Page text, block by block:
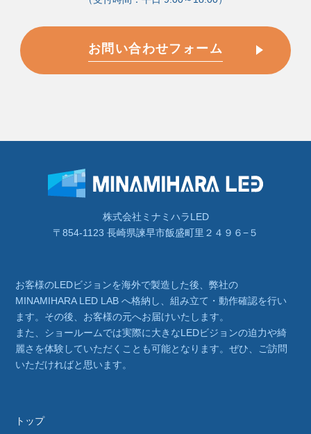
お問い合わせフォーム
株式会社ミナミハラLED
〒854-1123 長崎県諫早市飯盛町里２４９６−５
お客様のLEDビジョンを海外で製造した後、弊社の
MINAMIHARA LED LAB へ格納し、組み立て・動作確認を行い
ます。その後、お客様の元へお届けいたします。
また、ショールームでは実際に大きなLEDビジョンの迫力や綺
麗さを体験していただくことも可能となります。ぜひ、ご訪問
いただければと思います。
トップ